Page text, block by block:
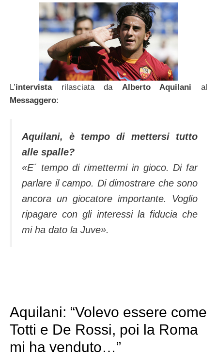
L’intervistarilasciata da Alberto Aquilani al
Messaggero:
Aquilani, è tempo di mettersi tutto
alle spalle?
«E´ tempo di rimettermi in gioco. Di far
parlare il campo. Di dimostrare che sono
ancora un giocatore importante. Voglio
ripagare con gli interessi la fiducia che
mi ha dato la Juve».
Aquilani: “Volevo essere come
Totti e De Rossi, poi la Roma
mi ha venduto…”